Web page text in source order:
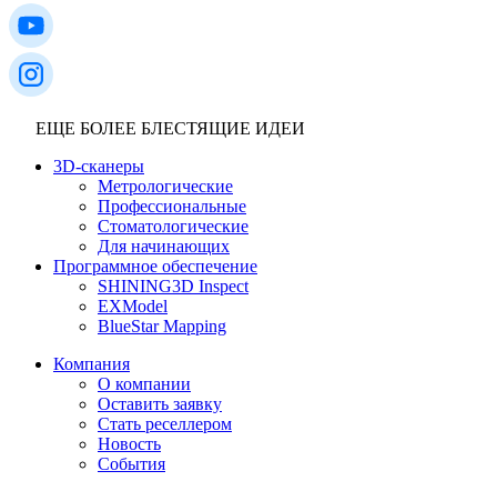
ЕЩЕ БОЛЕЕ БЛЕСТЯЩИЕ ИДЕИ
3D-сканеры
Метрологические
Профессиональные
Стоматологические
Для начинающих
Программное обеспечение
SHINING3D Inspect
EXModel
BlueStar Mapping
Компания
О компании
Оставить заявку
Стать реселлером
Новость
События